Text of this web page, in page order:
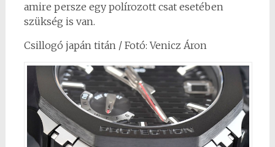
amire persze egy polírozott csat esetében
szükség is van.
Csillogó japán titán / Fotó: Venicz Áron